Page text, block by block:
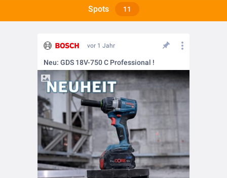
Spots 11
vor 1 Jahr
Neu: GDS 18V-750 C Professional !